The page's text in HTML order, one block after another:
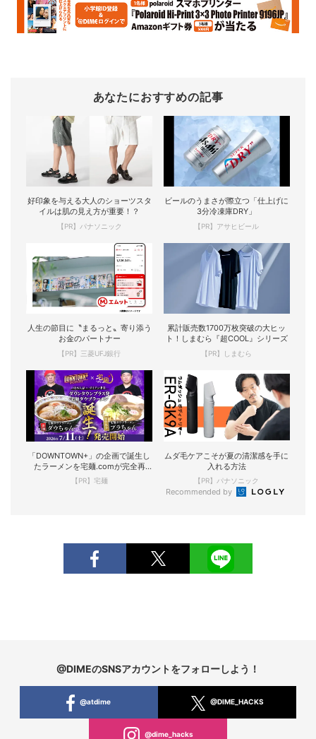
あなたにおすすめの記事
好印象を与える大人のショーツスタ
イルは肌の見え方が重要！？
【PR】パナソニック
ビールのうまさが際立つ「仕上げに
3分冷凍庫DRY」
【PR】アサヒビール
人生の節目に〝まるっと〟寄り添う
お金のパートナー
【PR】三菱UFJ銀行
累計販売数1700万枚突破の大ヒッ
ト！しまむら『超COOL』シリーズ
【PR】しまむら
「DOWNTOWN+」の企画で誕生し
たラーメンを宅麺.comが完全再
現！
【PR】宅麺
ムダ毛ケアこそが夏の清潔感を手に
入れる方法
【PR】パナソニック
Recommended by
@DIMEのSNSアカウントをフォローしよう！
@atdime @DIME_HACKS
@dime_hacks